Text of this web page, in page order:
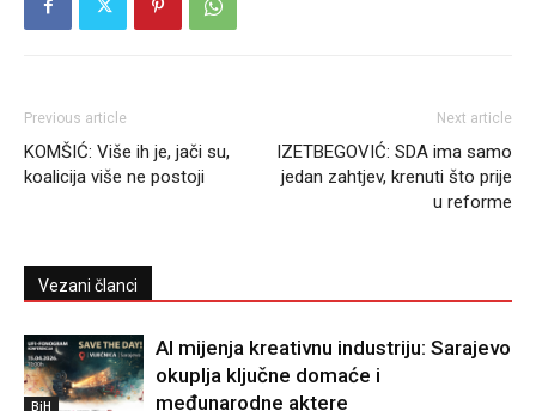
Previous article
KOMŠIĆ: Više ih je, jači su,
koalicija više ne postoji
Next article
IZETBEGOVIĆ: SDA ima samo
jedan zahtjev, krenuti što prije
u reforme
Vezani članci
BiH
AI mijenja kreativnu industriju: Sarajevo
okuplja ključne domaće i
međunarodne aktere